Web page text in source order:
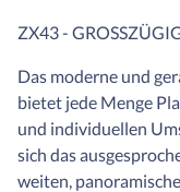
ZX43 -
Das moderne und
bietet jede Menge
und individuellen
sich das
weiten,